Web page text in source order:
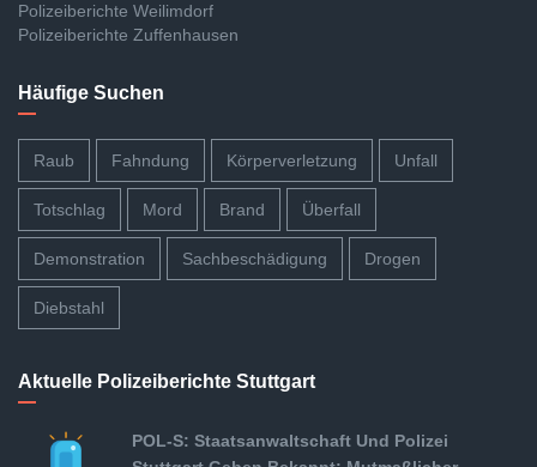
Polizeiberichte Weilimdorf
Polizeiberichte Zuffenhausen
Häufige Suchen
Raub Fahndung Körperverletzung Unfall
Totschlag Mord Brand Überfall
Demonstration Sachbeschädigung Drogen
Diebstahl
Aktuelle Polizeiberichte Stuttgart
POL-S: Staatsanwaltschaft Und Polizei